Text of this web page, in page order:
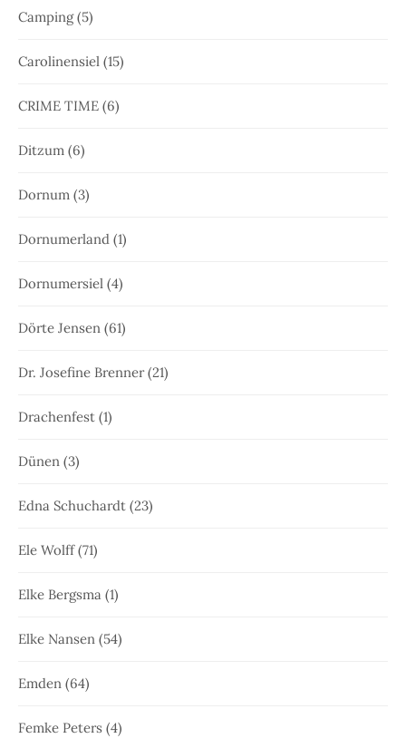
Camping(5)
Carolinensiel (15)
CRIME TIME (6)
Ditzum (6)
Dornum (3)
Dornumerland (1)
Dornumersiel (4)
Dörte Jensen (61)
Dr. Josefine Brenner(21)
Drachenfest (1)
Dünen (3)
Edna Schuchardt (23)
Ele Wolff(71)
Elke Bergsma (1)
Elke Nansen (54)
Emden (64)
Femke Peters (4)